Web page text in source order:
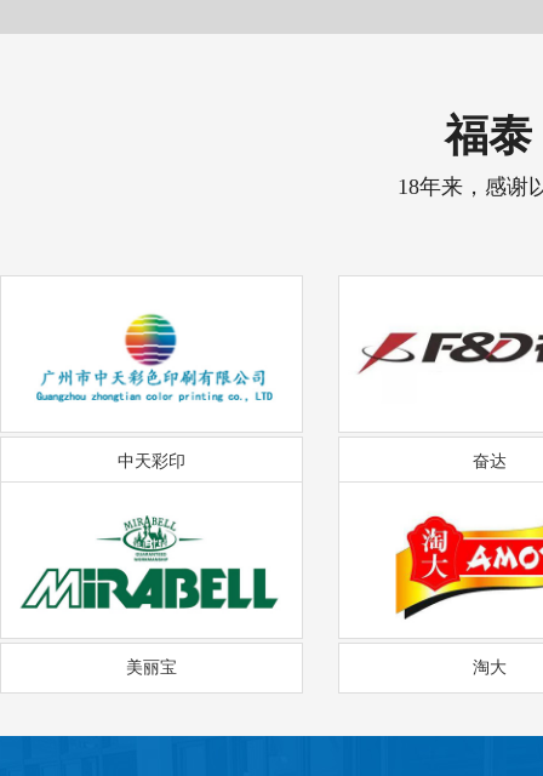
福泰
18年来，感谢
中天彩印 奋达
美丽宝 淘大